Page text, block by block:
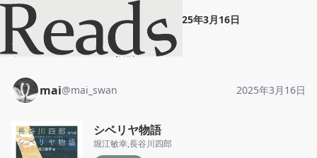
mai" シベリヤ物語" 2025年3月16日
ホーム mai 投稿
mai@mai_swan 2025年3月16日
シベリヤ物語
堀江敏幸,長谷川四郎